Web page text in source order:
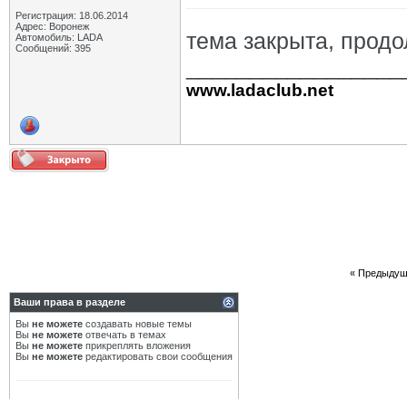
Регистрация: 18.06.2014
Адрес: Воронеж
Автомобиль: LADA
Сообщений: 395
тема закрыта,
www.ladaclub.net
«
Ваши права в разделе
Вы не можете создавать новые темы
Вы не можете отвечать в темах
Вы не можете прикреплять вложения
Вы не можете редактировать свои сообщения